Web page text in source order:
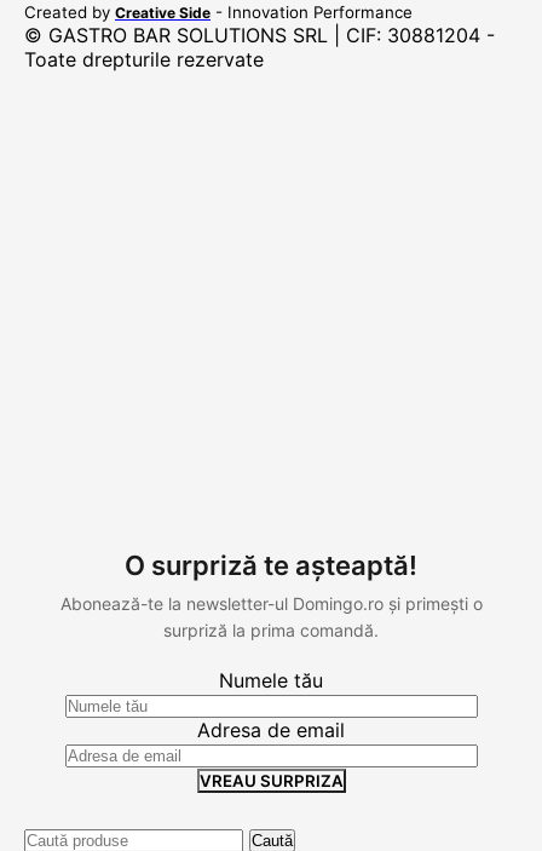
Created by Creative Side - Innovation Performance
© GASTRO BAR SOLUTIONS SRL | CIF: 30881204 -
Toate drepturile rezervate
O surpriză te așteaptă!
Abonează-te la newsletter-ul Domingo.ro și primești o
surpriză la prima comandă.
Numele tău
Adresa de email
Caută